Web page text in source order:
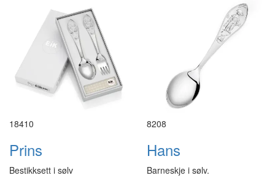
18410
Prins
Bestikksett i sølv
8208
Hans
Barneskje i sølv.